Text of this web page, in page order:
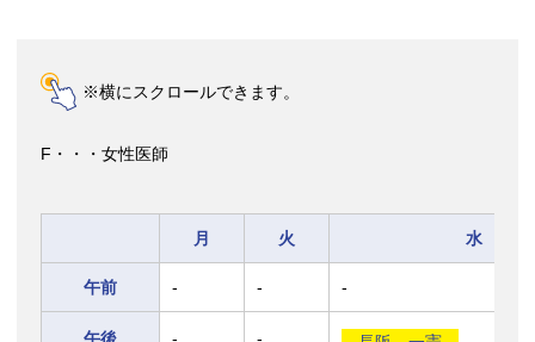
※横にスクロールできます。
F・・・女性医師
月 火 水
午前 - - -
午後 - -